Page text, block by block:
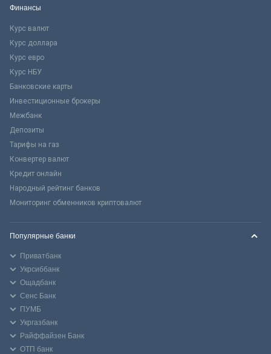
Финансы
Курс валют
Курс доллара
Курс евро
Курс НБУ
Банковские карты
Инвестиционные брокеры
Межбанк
Депозиты
Тарифы на газ
Конвертер валют
Кредит онлайн
Народный рейтинг банков
Мониторинг обменников криптовалют
Популярные банки
Приватбанк
Укрсиббанк
Ощадбанк
Сенс Банк
ПУМБ
Укргазбанк
Райффайзен Банк
ОТП банк